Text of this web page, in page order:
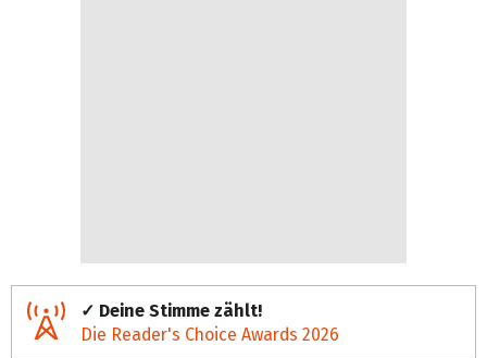
✓ Deine Stimme zählt!
Die Reader's Choice Awards 2026